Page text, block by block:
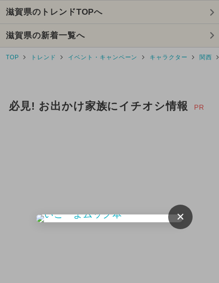
2026年4月のイベント
2026年5月のイベント
2026年3月のイベント
2025年3月のイベント
2024年3月のイベント
滋賀県のトレンドTOPへ
滋賀県の新着一覧へ
TOP トレンド イベント・キャンペーン キャラクター 関西
必見! お出かけ家族にイチオシ情報 PR
×